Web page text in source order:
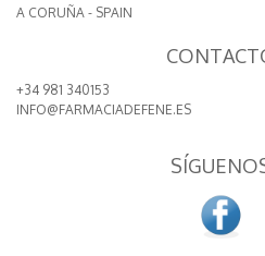
A CORUÑA - SPAIN
+34 981 340153
INFO@FARMACIADEFENE.ES